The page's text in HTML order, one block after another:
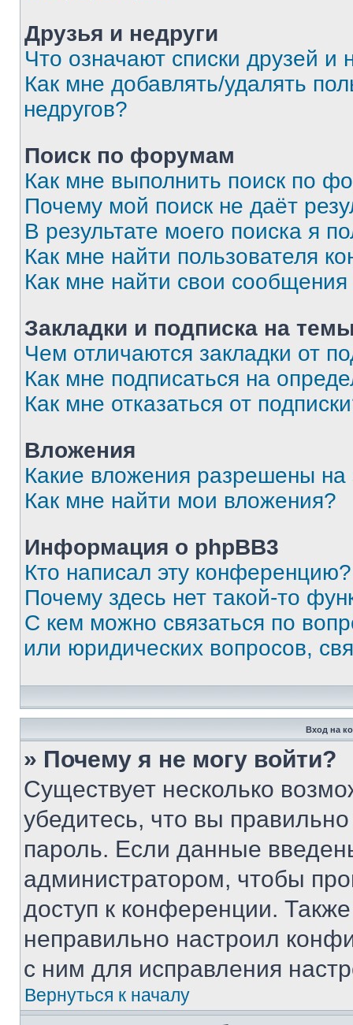
Друзья и недруги
Что означают списки друзей и
Как мне добавлять/удалять
недругов?
Поиск по форумам
Как мне выполнить поиск по
Почему мой поиск не даёт
В результате моего поиска я
Как мне найти пользователя
Как мне найти свои
Закладки и подписка на
Чем отличаются закладки от
Как мне подписаться на
Как мне отказаться от
Вложения
Какие вложения разрешены
Как мне найти мои вложения?
Информация о phpBB3
Кто написал эту конференцию?
Почему здесь нет такой-то
С кем можно связаться по
или юридических вопросов,
Вход на
» Почему я не могу войти?
Существует несколько
убедитесь, что вы
пароль. Если данные
администратором, чтобы
доступ к конференции.
неправильно настроил
с ним для исправления
Вернуться к началу